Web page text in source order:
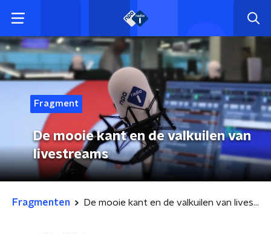
Fragment
De mooie kant en de valkuilen van
livestreams
Fragmenten De mooie kant en de valkuilen van livestreams